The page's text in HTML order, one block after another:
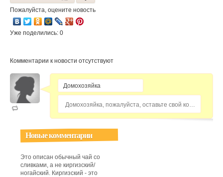
Пожалуйста, оцените новость
Уже поделились: 0
Комментарии к новости отсутствуют
Домохозяйка, пожалуйста, оставьте свой комментарий...
Новые комментарии
Это описан обычный чай со
сливками, а не киргизский/
ногайский. Киргизский - это